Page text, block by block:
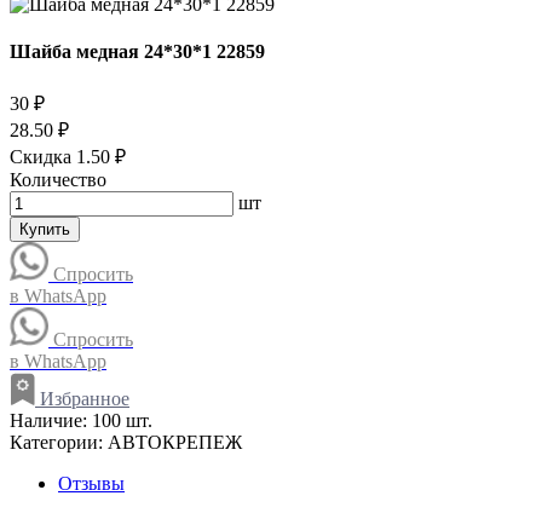
Шайба медная 24*30*1 22859
30 ₽
28.50 ₽
Скидка 1.50 ₽
Количество
шт
Купить
Спросить
в WhatsApp
Спросить
в WhatsApp
Избранное
Наличие: 100 шт.
Категории: АВТОКРЕПЕЖ
Отзывы